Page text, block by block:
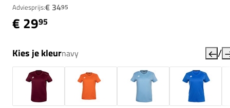
Adviesprijs:€ 3495
€ 2995
Kies je kleurnavy /